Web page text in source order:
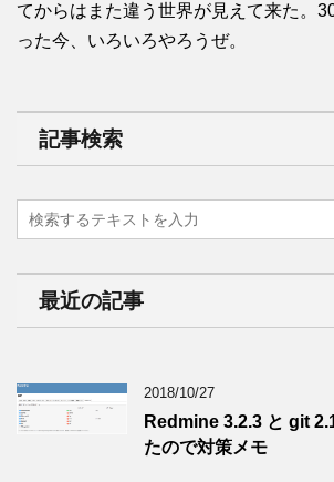
てからはまた違う世界が見えて来た。
った今、いろいろやろうぜ。
記事検索
最近の記事
2018/10/27
Redmine 3.2.3 と git
たので対策メモ